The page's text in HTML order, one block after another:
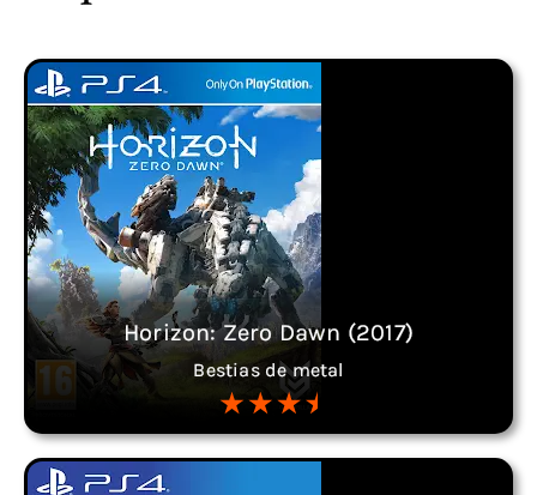
Horizon: Zero Dawn (2017)
Bestias de metal